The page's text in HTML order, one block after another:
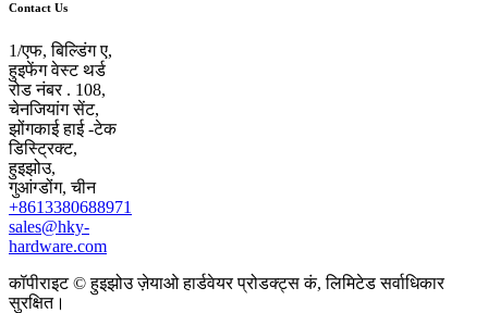
Contact Us
1/एफ, बिल्डिंग ए,
हुइफेंग वेस्ट थर्ड
रोड नंबर . 108,
चेनजियांग सेंट,
झोंगकाई हाई -टेक
डिस्ट्रिक्ट,
हुइझोउ,
गुआंग्डोंग, चीन
+8613380688971
sales@hky-
hardware.com
कॉपीराइट © हुइझोउ ज़ेयाओ हार्डवेयर प्रोडक्ट्स कं, लिमिटेड सर्वाधिकार
सुरक्षित।